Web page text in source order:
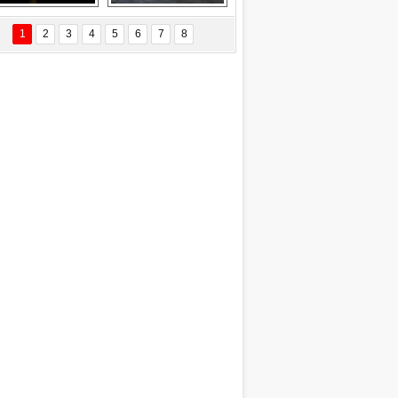
ÖZYANIK
Değişti?
Delta uçağına
yıldırım çarptı
Ford Focus RS
(2015)
1 2 3 4 5 6 7 8